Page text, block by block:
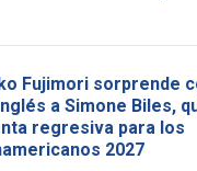
Fujimori sorprende
a Simone Biles,
regresiva para los
2027